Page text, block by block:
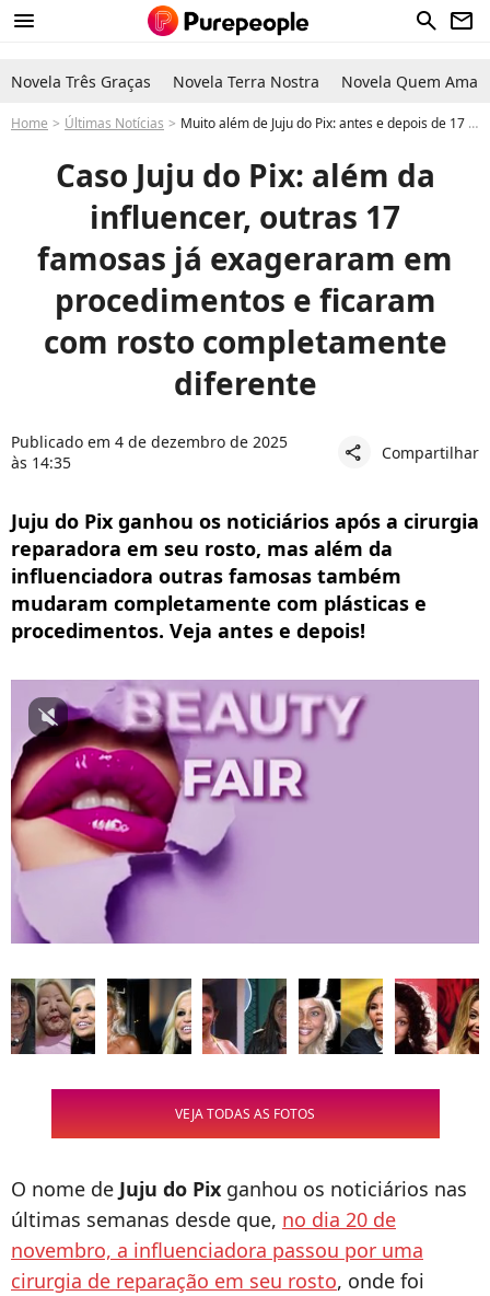
menu search newsletter
Novela Três Graças Novela Terra Nostra Novela Quem Ama
Home Últimas Notícias Muito além de Juju do Pix: antes e depois de 17 famosas que exageraram em procedimentos estéticos é chocante
Caso Juju do Pix: além da
influencer, outras 17
famosas já exageraram em
procedimentos e ficaram
com rosto completamente
diferente
Publicado em 4 de dezembro de 2025
às 14:35
share Compartilhar
Juju do Pix ganhou os noticiários após a cirurgia
reparadora em seu rosto, mas além da
influenciadora outras famosas também
mudaram completamente com plásticas e
procedimentos. Veja antes e depois!
VEJA TODAS AS FOTOS
O nome de Juju do Pix ganhou os noticiários nas
últimas semanas desde que, no dia 20 de
novembro, a influenciadora passou por uma
cirurgia de reparação em seu rosto, onde foi